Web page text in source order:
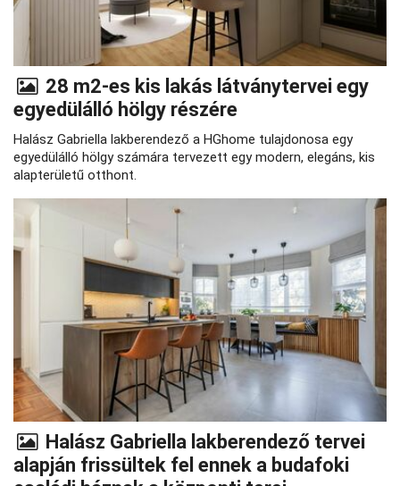
28 m2-es kis lakás látványtervei egy
egyedülálló hölgy részére
Halász Gabriella lakberendező a HGhome tulajdonosa egy
egyedülálló hölgy számára tervezett egy modern, elegáns, kis
alapterületű otthont.
Halász Gabriella lakberendező tervei
alapján frissültek fel ennek a budafoki